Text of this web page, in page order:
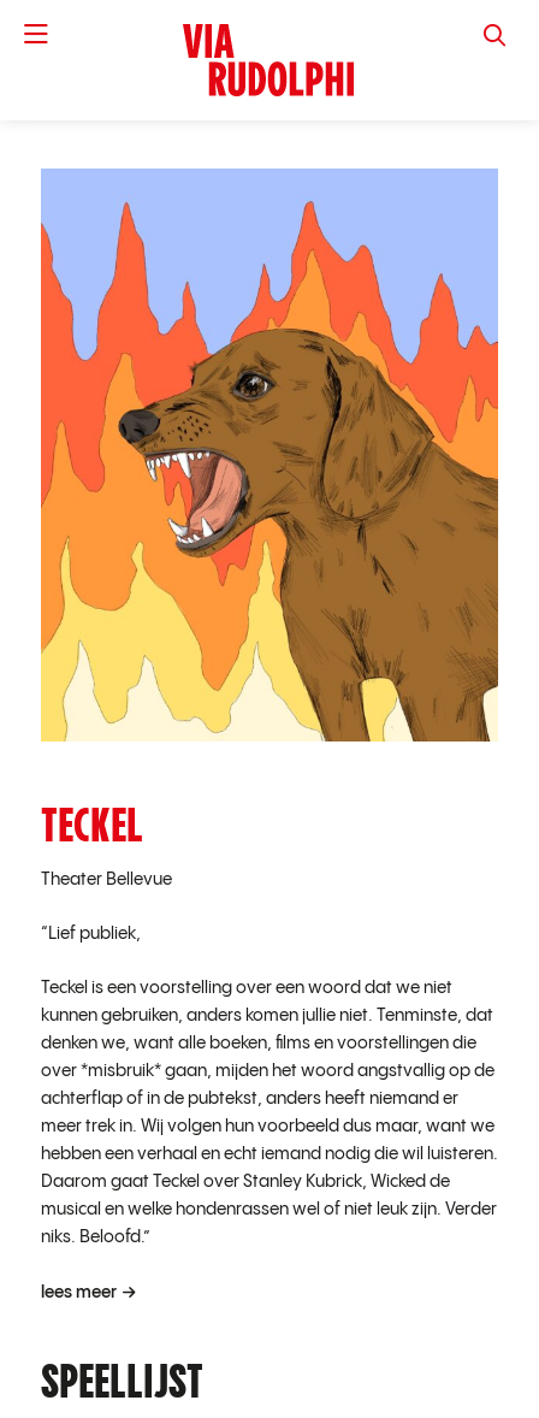
VIA
TECKEL
Theater Bellevue
“Lief publiek,
Teckel is een voorstelling over een woord dat we niet
kunnen gebruiken, anders komen jullie niet. Tenminste, dat
denken we, want alle boeken, films en voorstellingen die
over *misbruik* gaan, mijden het woord angstvallig op de
achterflap of in de pubtekst, anders heeft niemand er
meer trek in. Wij volgen hun voorbeeld dus maar, want we
hebben een verhaal en echt iemand nodig die wil luisteren.
Daarom gaat Teckel over Stanley Kubrick, Wicked de
musical en welke hondenrassen wel of niet leuk zijn. Verder
niks. Beloofd.”
lees meer
SPEELLIJST